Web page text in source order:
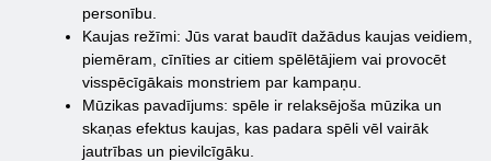
personību.
Kaujas režīmi: Jūs varat baudīt dažādus kaujas veidiem,
piemēram, cīnīties ar citiem spēlētājiem vai provocēt
visspēcīgākais monstriem par kampaņu.
Mūzikas pavadījums: spēle ir relaksējoša mūzika un
skaņas efektus kaujas, kas padara spēli vēl vairāk
jautrības un pievilcīgāku.